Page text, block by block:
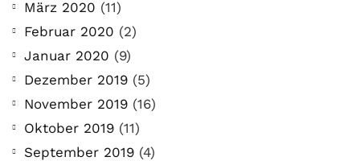
März 2020 (11)
Februar 2020 (2)
Januar 2020 (9)
Dezember 2019 (5)
November 2019 (16)
Oktober 2019 (11)
September 2019 (4)
Der Leserbrief der Woche Viele Leser
stellen ganz persönliche Fragen. Vielleicht
hast du auch spezielle Fragen im Kopf?
Aber du hast dich bis jetzt nicht getraut sie
zu stellen? Kein Problem!...
Jetzt lesen